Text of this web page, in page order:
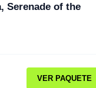
Serenade of the
VER PAQUETE